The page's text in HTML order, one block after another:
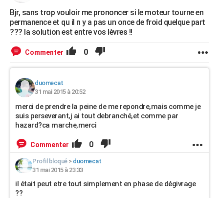
FORUM
Bricolage
Lifestyle
Culture
Sport
Auto
Television
Voyage
Cinema
Bjr, sans trop vouloir me prononcer si le moteur tourne en
permanence et qu il n y a pas un once de froid quelque part
??? la solution est entre vos lèvres !!
Commenter 0
duomecat
31 mai 2015 à 20:52
merci de prendre la peine de me repondre,mais comme je
suis perseverant,j ai tout debranché,et comme par
hazard?ca marche,merci
Commenter 0
Profil bloqué> duomecat
31 mai 2015 à 23:33
il était peut etre tout simplement en phase de dégivrage
??